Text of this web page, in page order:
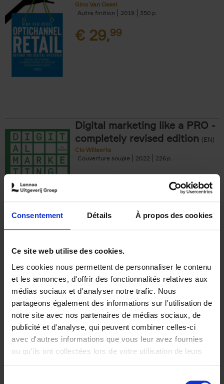
Consentement Détails À propos des cookies
Ce site web utilise des cookies.
Les cookies nous permettent de personnaliser le contenu
et les annonces, d'offrir des fonctionnalités relatives aux
médias sociaux et d'analyser notre trafic. Nous
partageons également des informations sur l'utilisation de
notre site avec nos partenaires de médias sociaux, de
publicité et d'analyse, qui peuvent combiner celles-ci
avec d'autres informations que vous leur avez fournies
ou qu'ils ont collectées lors de votre utilisation de leurs
Gino Van Ossel
Autre finition
2019 350
€ 29,99
Digital marketing like a PRO -
completely revised edition (EN)
Clo Willaerts
Couverture souple
2022 226
€35,50
The Offer You Can't
Refuse
Steven Van Belleghem
Couverture souple
2020 256
€37,50